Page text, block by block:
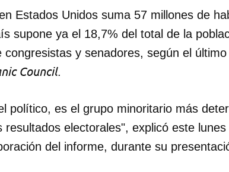
Estados Unidos suma 57 millones de
supone ya el 18,7% del total de la
y senadores, según el último
Council.
político, es el grupo minoritario más
electorales", explicó este
del informe, durante su